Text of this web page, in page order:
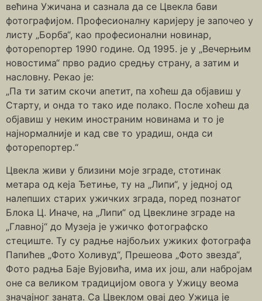
већина Ужичана и сазнала да се Цвекла бави
фотографијом. Професионалну каријеру је започео у
листу „Борба“, као професионални новинар,
фоторепортер 1990 године. Од 1995. је у „Вечерњим
новостима“ прво радио средњу страну, а затим и
насловну. Рекао је:
„Па ти затим скочи апетит, па хоћеш да објавиш у
Старту, и онда то тако иде полако. После хоћеш да
објавиш у неким иностраним новинама и то је
најнормалније и кад све то урадиш, онда си
фоторепортер.“
Цвекла живи у близини моје зграде, стотинак
метара од кеја Ђетиње, ту на „Липи“, у једној од
налепших старих ужичких зграда, поред познатог
Блока Ц. Иначе, на „Липи“ од Цвеклине зграде на
„Главној“ до Музеја је ужичко фотографско
стециште. Ту су радње најбољих ужиких фотографа
Папићев „Фото Холивуд“, Прешеова „Фото звезда“,
Фото радња Баје Вујовића, има их још, али набројам
оне са великом традицијом овога у Ужицу веома
значајног заната. Са Цвеклом овај део Ужица је